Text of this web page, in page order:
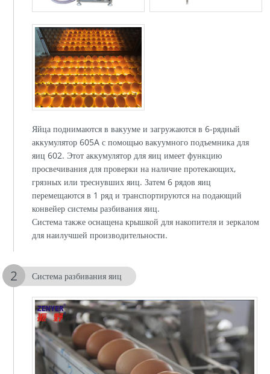
Яйца поднимаются в вакууме и загружаются в 6-рядный
аккумулятор 605A с помощью вакуумного подъемника для
яиц 602. Этот аккумулятор для яиц имеет функцию
просвечивания для проверки на наличие протекающих,
грязных или треснувших яиц. Затем 6 рядов яиц
перемещаются в 1 ряд и транспортируются на подающий
конвейер системы разбивания яиц.
Система также оснащена крышкой для накопителя и зеркалом
для наилучшей производительности.
Система разбивания яиц